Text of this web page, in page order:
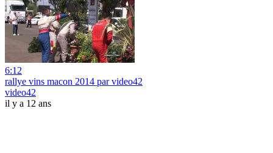
6:12
rallye vins macon 2014 par video42
video42
il y a 12 ans